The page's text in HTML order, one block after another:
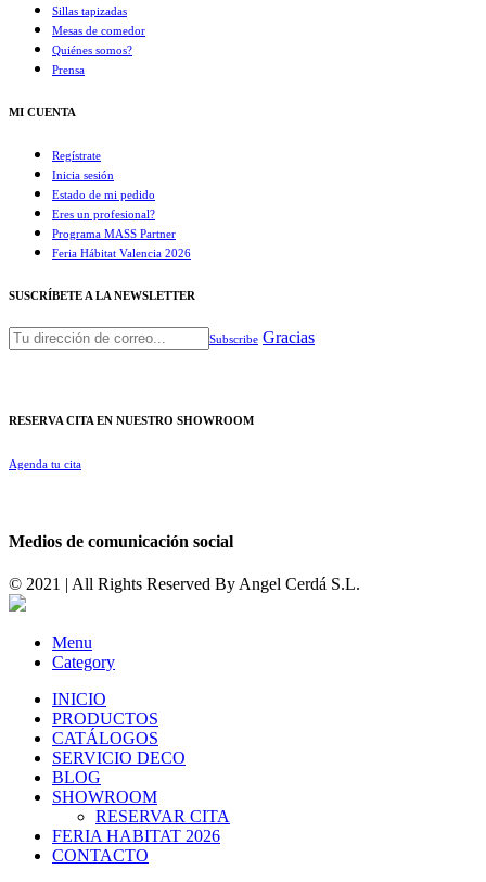
Sillas tapizadas
Mesas de comedor
Quiénes somos?
Prensa
MI CUENTA
Regístrate
Inicia sesión
Estado de mi pedido
Eres un profesional?
Programa MASS Partner
Feria Hábitat Valencia 2026​
SUSCRÍBETE A LA NEWSLETTER
Subscribe Gracias
RESERVA CITA EN NUESTRO SHOWROOM
Agenda tu cita
Medios de comunicación social
© 2021 | All Rights Reserved By Angel Cerdá S.L.
Menu
Category
INICIO
PRODUCTOS
CATÁLOGOS
SERVICIO DECO
BLOG
SHOWROOM
RESERVAR CITA
FERIA HABITAT 2026
CONTACTO